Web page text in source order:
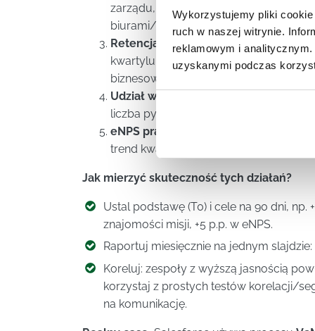
Wykorzystujemy pliki
ruch w naszej witrynie.
reklamowym i
uzyskanymi podczas
zarządu, HR i menedżerów liniowych;
biurami/zmianami.
Retencja talentów w zespołach o
kwartylu zespołów z najwyższym
biznesowego).
Udział w spotkaniach strategicznych
liczba pytań na Q&A.
eNPS pracowników
trend kwartalny.
Jak mierzyć skuteczność tych działań?
Ustal podstawę (T0) i cele na 90 dni, np.
znajomości misji, +5 p.p. w eNPS.
Raportuj miesięcznie na jednym
Koreluj: zespoły z wyższą jasnością
korzystaj z prostych testów korelacji/
na komunikację.